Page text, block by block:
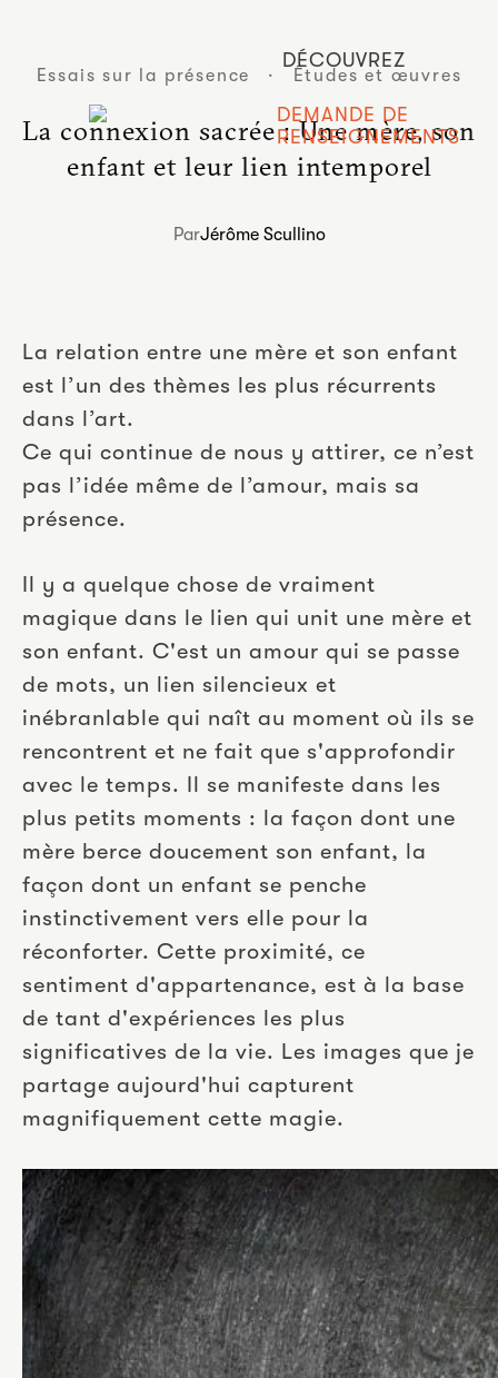
DÉCOUVREZ
DEMANDE DE
RENSEIGNEMENTS
Essais sur la présence · Études et œuvres
La connexion sacrée : Une mère, son
enfant et leur lien intemporel
ParJérôme Scullino
La relation entre une mère et son enfant
est l’un des thèmes les plus récurrents
dans l’art.
Ce qui continue de nous y attirer, ce n’est
pas l’idée même de l’amour, mais sa
présence.
Il y a quelque chose de vraiment
magique dans le lien qui unit une mère et
son enfant. C'est un amour qui se passe
de mots, un lien silencieux et
inébranlable qui naît au moment où ils se
rencontrent et ne fait que s'approfondir
avec le temps. Il se manifeste dans les
plus petits moments : la façon dont une
mère berce doucement son enfant, la
façon dont un enfant se penche
instinctivement vers elle pour la
réconforter. Cette proximité, ce
sentiment d'appartenance, est à la base
de tant d'expériences les plus
significatives de la vie. Les images que je
partage aujourd'hui capturent
magnifiquement cette magie.